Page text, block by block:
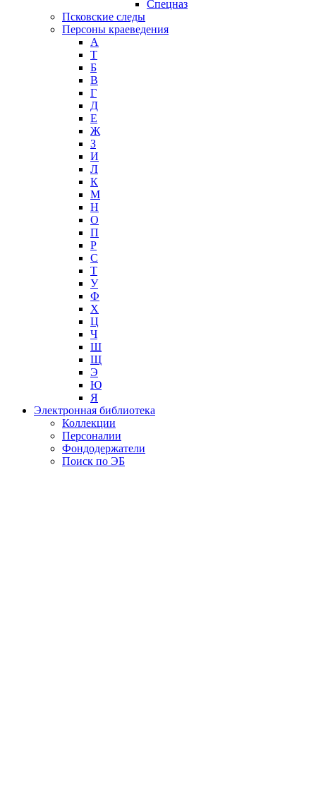
Спецназ
Псковские следы
Персоны краеведения
А
T
Б
В
Г
Д
Е
Ж
З
И
Л
К
М
Н
О
П
Р
С
Т
У
Ф
Х
Ц
Ч
Ш
Щ
Э
Ю
Я
Электронная библиотека
Коллекции
Персоналии
Фондодержатели
Поиск по ЭБ